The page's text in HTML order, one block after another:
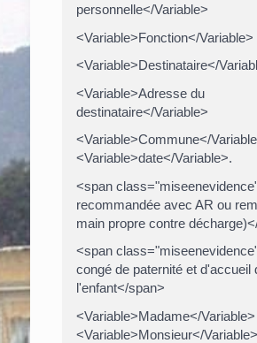
personnelle</Variable>
<Variable>Fonction</Variable>
<Variable>Destinataire</
<Variable>Adresse du
destinataire</Variable>
<Variable>Commune</
<Variable>date</Variable>.
<span
recommandée avec AR ou
main propre contre
<span
congé de paternité et d'accueil
l'enfant</span>
<Variable>Madame</
<Variable>Monsieur</